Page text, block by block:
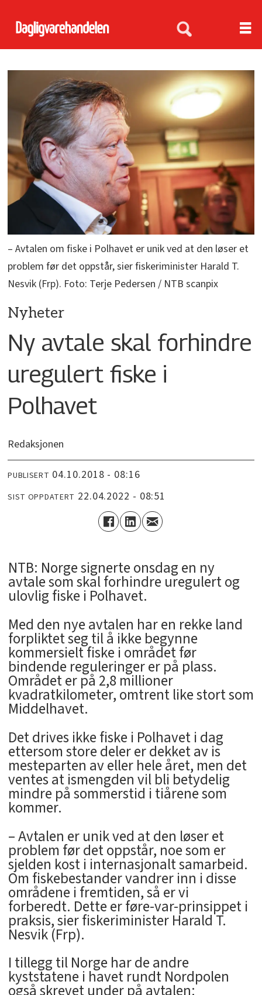
– Avtalen om fiske i Polhavet er unik ved at den løser et
problem før det oppstår, sier fiskeriminister Harald T.
Nesvik (Frp). Foto: Terje Pedersen / NTB scanpix
Nyheter
Ny avtale skal forhindre
uregulert fiske i
Polhavet
Redaksjonen
PUBLISERT 04.10.2018 - 08:16
SIST OPPDATERT 22.04.2022 - 08:51
NTB: Norge signerte onsdag en ny
avtale som skal forhindre uregulert og
ulovlig fiske i Polhavet.
Med den nye avtalen har en rekke land
forpliktet seg til å ikke begynne
kommersielt fiske i området før
bindende reguleringer er på plass.
Området er på 2,8 millioner
kvadratkilometer, omtrent like stort som
Middelhavet.
Det drives ikke fiske i Polhavet i dag
ettersom store deler er dekket av is
mesteparten av eller hele året, men det
ventes at ismengden vil bli betydelig
mindre på sommerstid i tiårene som
kommer.
– Avtalen er unik ved at den løser et
problem før det oppstår, noe som er
sjelden kost i internasjonalt samarbeid.
Om fiskebestander vandrer inn i disse
områdene i fremtiden, så er vi
forberedt. Dette er føre-var-prinsippet i
praksis, sier fiskeriminister Harald T.
Nesvik (Frp).
I tillegg til Norge har de andre
kyststatene i havet rundt Nordpolen